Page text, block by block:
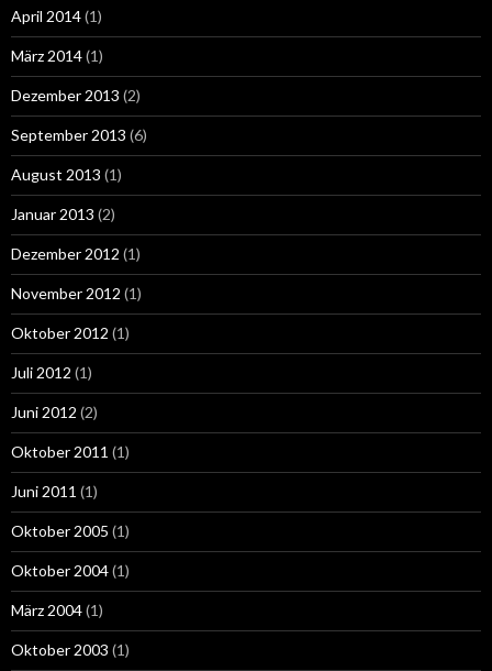
April 2014(1)
März 2014(1)
Dezember 2013 (2)
September 2013 (6)
August 2013 (1)
Januar 2013 (2)
Dezember 2012 (1)
November 2012 (1)
Oktober 2012 (1)
Juli 2012 (1)
Juni 2012 (2)
Oktober 2011 (1)
Juni 2011 (1)
Oktober 2005 (1)
Oktober 2004(1)
März 2004(1)
Oktober 2003 (1)